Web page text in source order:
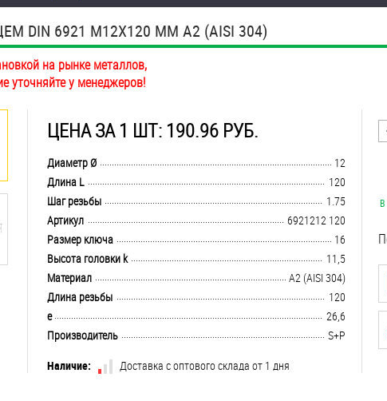
DIN 6921 М12Х120 ММ А2 (AISI 304)
на рынке металлов,
уточняйте у менеджеров!
ЦЕНА ЗА 1 ШТ: 190.96 РУБ.
Диаметр Ø
12
Длина L
120
Шаг резьбы
1.75
Артикул
6921212 120
Размер ключа
16
Высота головки k
11,5
Материал
А2 (AISI 304)
Длина резьбы
120
e
26,6
Производитель
S+P
Наличие:
Доставка с оптового склада от 1 дня